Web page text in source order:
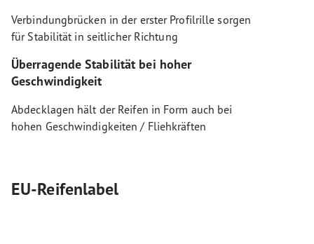
Verbindungbrücken in der erster Profilrille sorgen
für Stabilität in seitlicher Richtung
Überragende Stabilität bei hoher
Geschwindigkeit
Abdecklagen hält der Reifen in Form auch bei
hohen Geschwindigkeiten / Fliehkräften
EU-Reifenlabel